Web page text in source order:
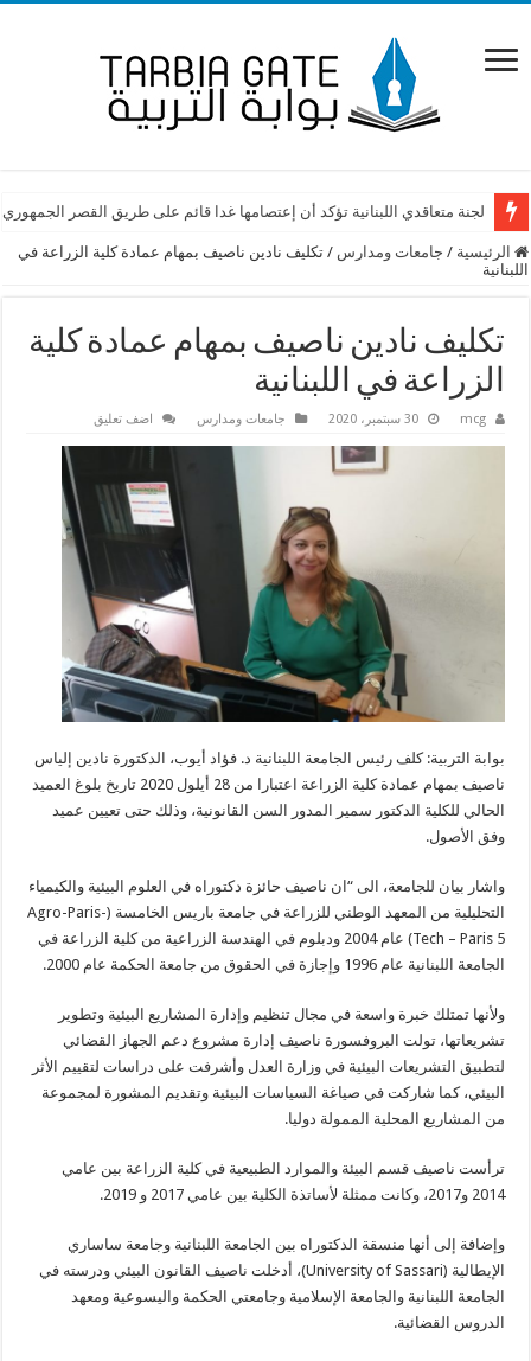
لجنة متعاقدي اللبنانية تؤكد أن إعتصامها غدا قائم على طريق القصر الجمهوري
الرئيسية / جامعات ومدارس / تكليف نادين ناصيف بمهام عمادة كلية الزراعة في
اللبنانية
تكليف نادين ناصيف بمهام عمادة كلية
الزراعة في اللبنانية
mcg 30 سبتمبر، 2020 جامعات ومدارس اضف تعليق
بوابة التربية: كلف رئيس الجامعة اللبنانية د. فؤاد أيوب، الدكتورة نادين إلياس
ناصيف بمهام عمادة كلية الزراعة اعتبارا من 28 أيلول 2020 تاريخ بلوغ العميد
الحالي للكلية الدكتور سمير المدور السن القانونية، وذلك حتى تعيين عميد
وفق الأصول.
واشار بيان للجامعة، الى “ان ناصيف حائزة دكتوراه في العلوم البيئية والكيمياء
التحليلية من المعهد الوطني للزراعة في جامعة باريس الخامسة (Agro-Paris-
Tech – Paris 5) عام 2004 ودبلوم في الهندسة الزراعية من كلية الزراعة في
الجامعة اللبنانية عام 1996 وإجازة في الحقوق من جامعة الحكمة عام 2000.
ولأنها تمتلك خبرة واسعة في مجال تنظيم وإدارة المشاريع البيئية وتطوير
تشريعاتها، تولت البروفسورة ناصيف إدارة مشروع دعم الجهاز القضائي
لتطبيق التشريعات البيئية في وزارة العدل وأشرفت على دراسات لتقييم الأثر
البيئي، كما شاركت في صياغة السياسات البيئية وتقديم المشورة لمجموعة
من المشاريع المحلية الممولة دوليا.
ترأست ناصيف قسم البيئة والموارد الطبيعية في كلية الزراعة بين عامي
2014 و2017، وكانت ممثلة لأساتذة الكلية بين عامي 2017 و 2019.
وإضافة إلى أنها منسقة الدكتوراه بين الجامعة اللبنانية وجامعة ساساري
الإيطالية (University of Sassari)، أدخلت ناصيف القانون البيئي ودرسته في
الجامعة اللبنانية والجامعة الإسلامية وجامعتي الحكمة واليسوعية ومعهد
الدروس القضائية.